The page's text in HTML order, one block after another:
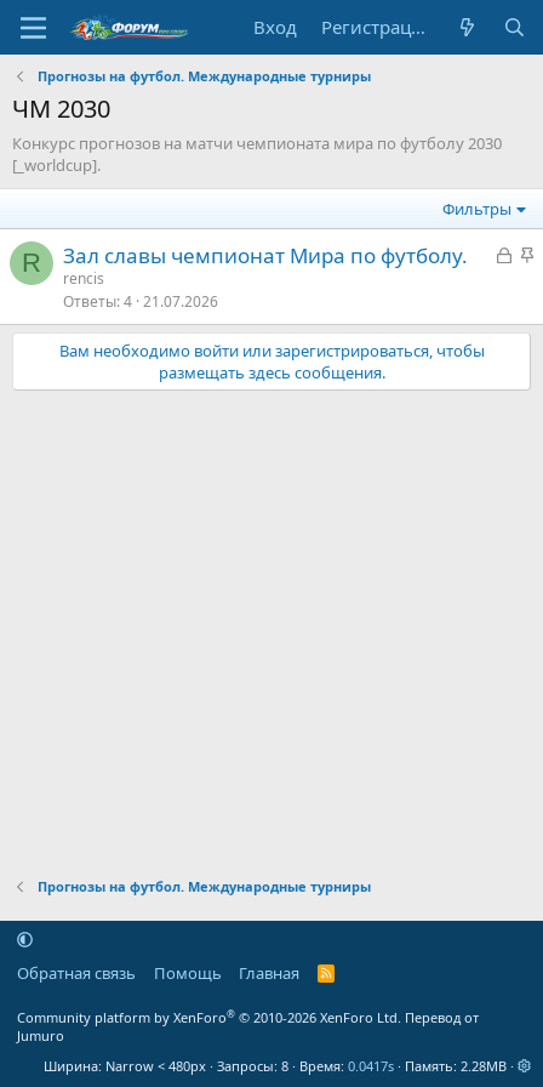
Вход Регистрация
Прогнозы на футбол. Международные турниры
ЧМ 2030
Конкурс прогнозов на матчи чемпионата мира по футболу 2030
[_worldcup].
Фильтры
R
З
р
З
р
Зал славы чемпионат Мира по футболу.
rencis
Ответы 4 21.07.2026
Вам необходимо войти или зарегистрироваться, чтобы
размещать здесь сообщения.
Прогнозы на футбол. Международные турниры
Обратная связь Помощь Главная
R
Community platform by XenForo® © 2010-2026 XenForo Ltd. Перевод от
Jumuro
Ширина
Запросы 8 Время 0.0417s Память 2.28MB